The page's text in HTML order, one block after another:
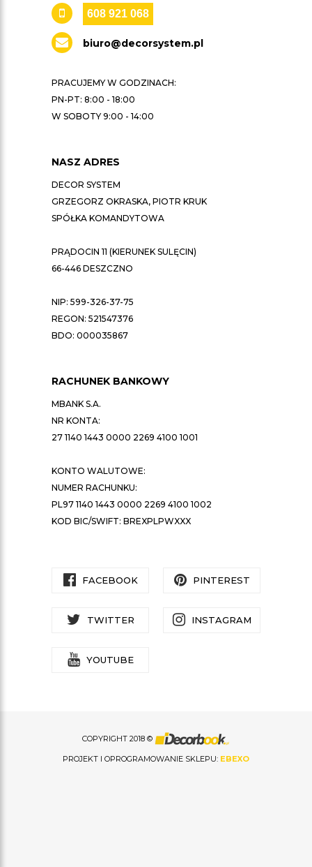
608 921 068
biuro@decorsystem.pl
PRACUJEMY W GODZINACH:
PN-PT: 8:00 - 18:00
W SOBOTY 9:00 - 14:00
NASZ ADRES
DECOR SYSTEM
GRZEGORZ OKRASKA, PIOTR KRUK
SPÓŁKA KOMANDYTOWA
PRĄDOCIN 11 (KIERUNEK SULĘCIN)
66-446 DESZCZNO
NIP: 599-326-37-75
REGON: 521547376
BDO: 000035867
RACHUNEK BANKOWY
MBANK S.A.
NR KONTA:
27 1140 1443 0000 2269 4100 1001
KONTO WALUTOWE:
NUMER RACHUNKU:
PL97 1140 1443 0000 2269 4100 1002
KOD BIC/SWIFT: BREXPLPWXXX
FACEBOOK PINTEREST
TWITTER INSTAGRAM
YOUTUBE
COPYRIGHT 2018 ©
PROJEKT I OPROGRAMOWANIE SKLEPU: EBEXO